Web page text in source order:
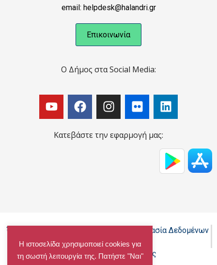
email: helpdesk@halandri.gr
Επικοινωνία
Ο Δήμος στα Social Media:
Κατεβάστε την εφαρμογή μας:
Όροι Χρήσης - Πολιτική Cookies - Προστασία Δεδομένων
Προσωπικού Χαρακτήρα
Δήλωση προσβασιμότητας
Η ιστοσελίδα χρησιμοποιεί cookies για
τη σωστή λειτουργία της. Πατήστε "Ναι"